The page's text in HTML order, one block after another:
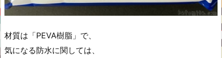
材質は「PEVA樹脂」で、
気になる防水に関しては、